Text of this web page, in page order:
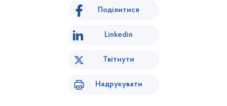
Поділитися
Linkedin
Твітнути
Надрукувати